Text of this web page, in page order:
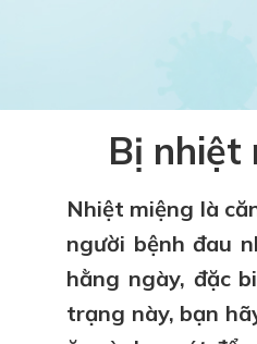
Bị nhiệt
Nhiệt miệng là
người bệnh đau
hằng ngày, đặc
trạng này, bạn